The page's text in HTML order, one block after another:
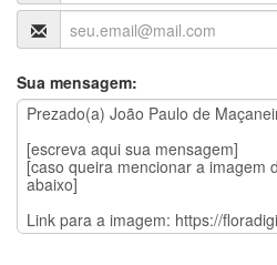
Sua mensagem: